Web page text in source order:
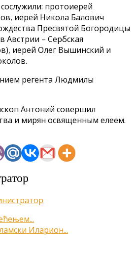
протоиерей
иерей Никола Балович
Пресвятой Богородицы
Австрии – Сербская
иерей Олег Вышинский и
регента Людмилы
Антоний совершил
и мирян освященным елеем.
Иларион...